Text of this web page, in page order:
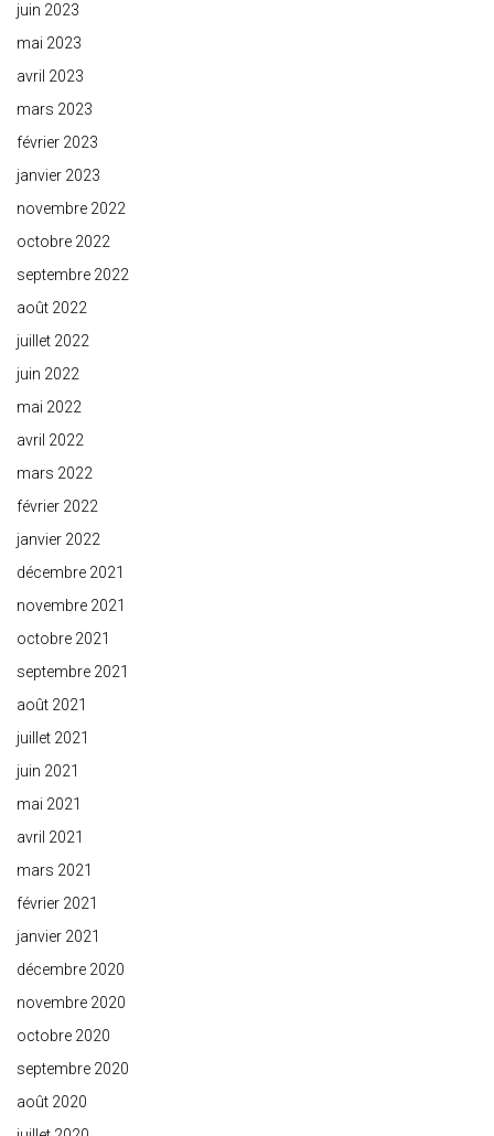
juin 2023
mai 2023
avril 2023
mars 2023
février 2023
janvier 2023
novembre 2022
octobre 2022
septembre 2022
août 2022
juillet 2022
juin 2022
mai 2022
avril 2022
mars 2022
février 2022
janvier 2022
décembre 2021
novembre 2021
octobre 2021
septembre 2021
août 2021
juillet 2021
juin 2021
mai 2021
avril 2021
mars 2021
février 2021
janvier 2021
décembre 2020
novembre 2020
octobre 2020
septembre 2020
août 2020